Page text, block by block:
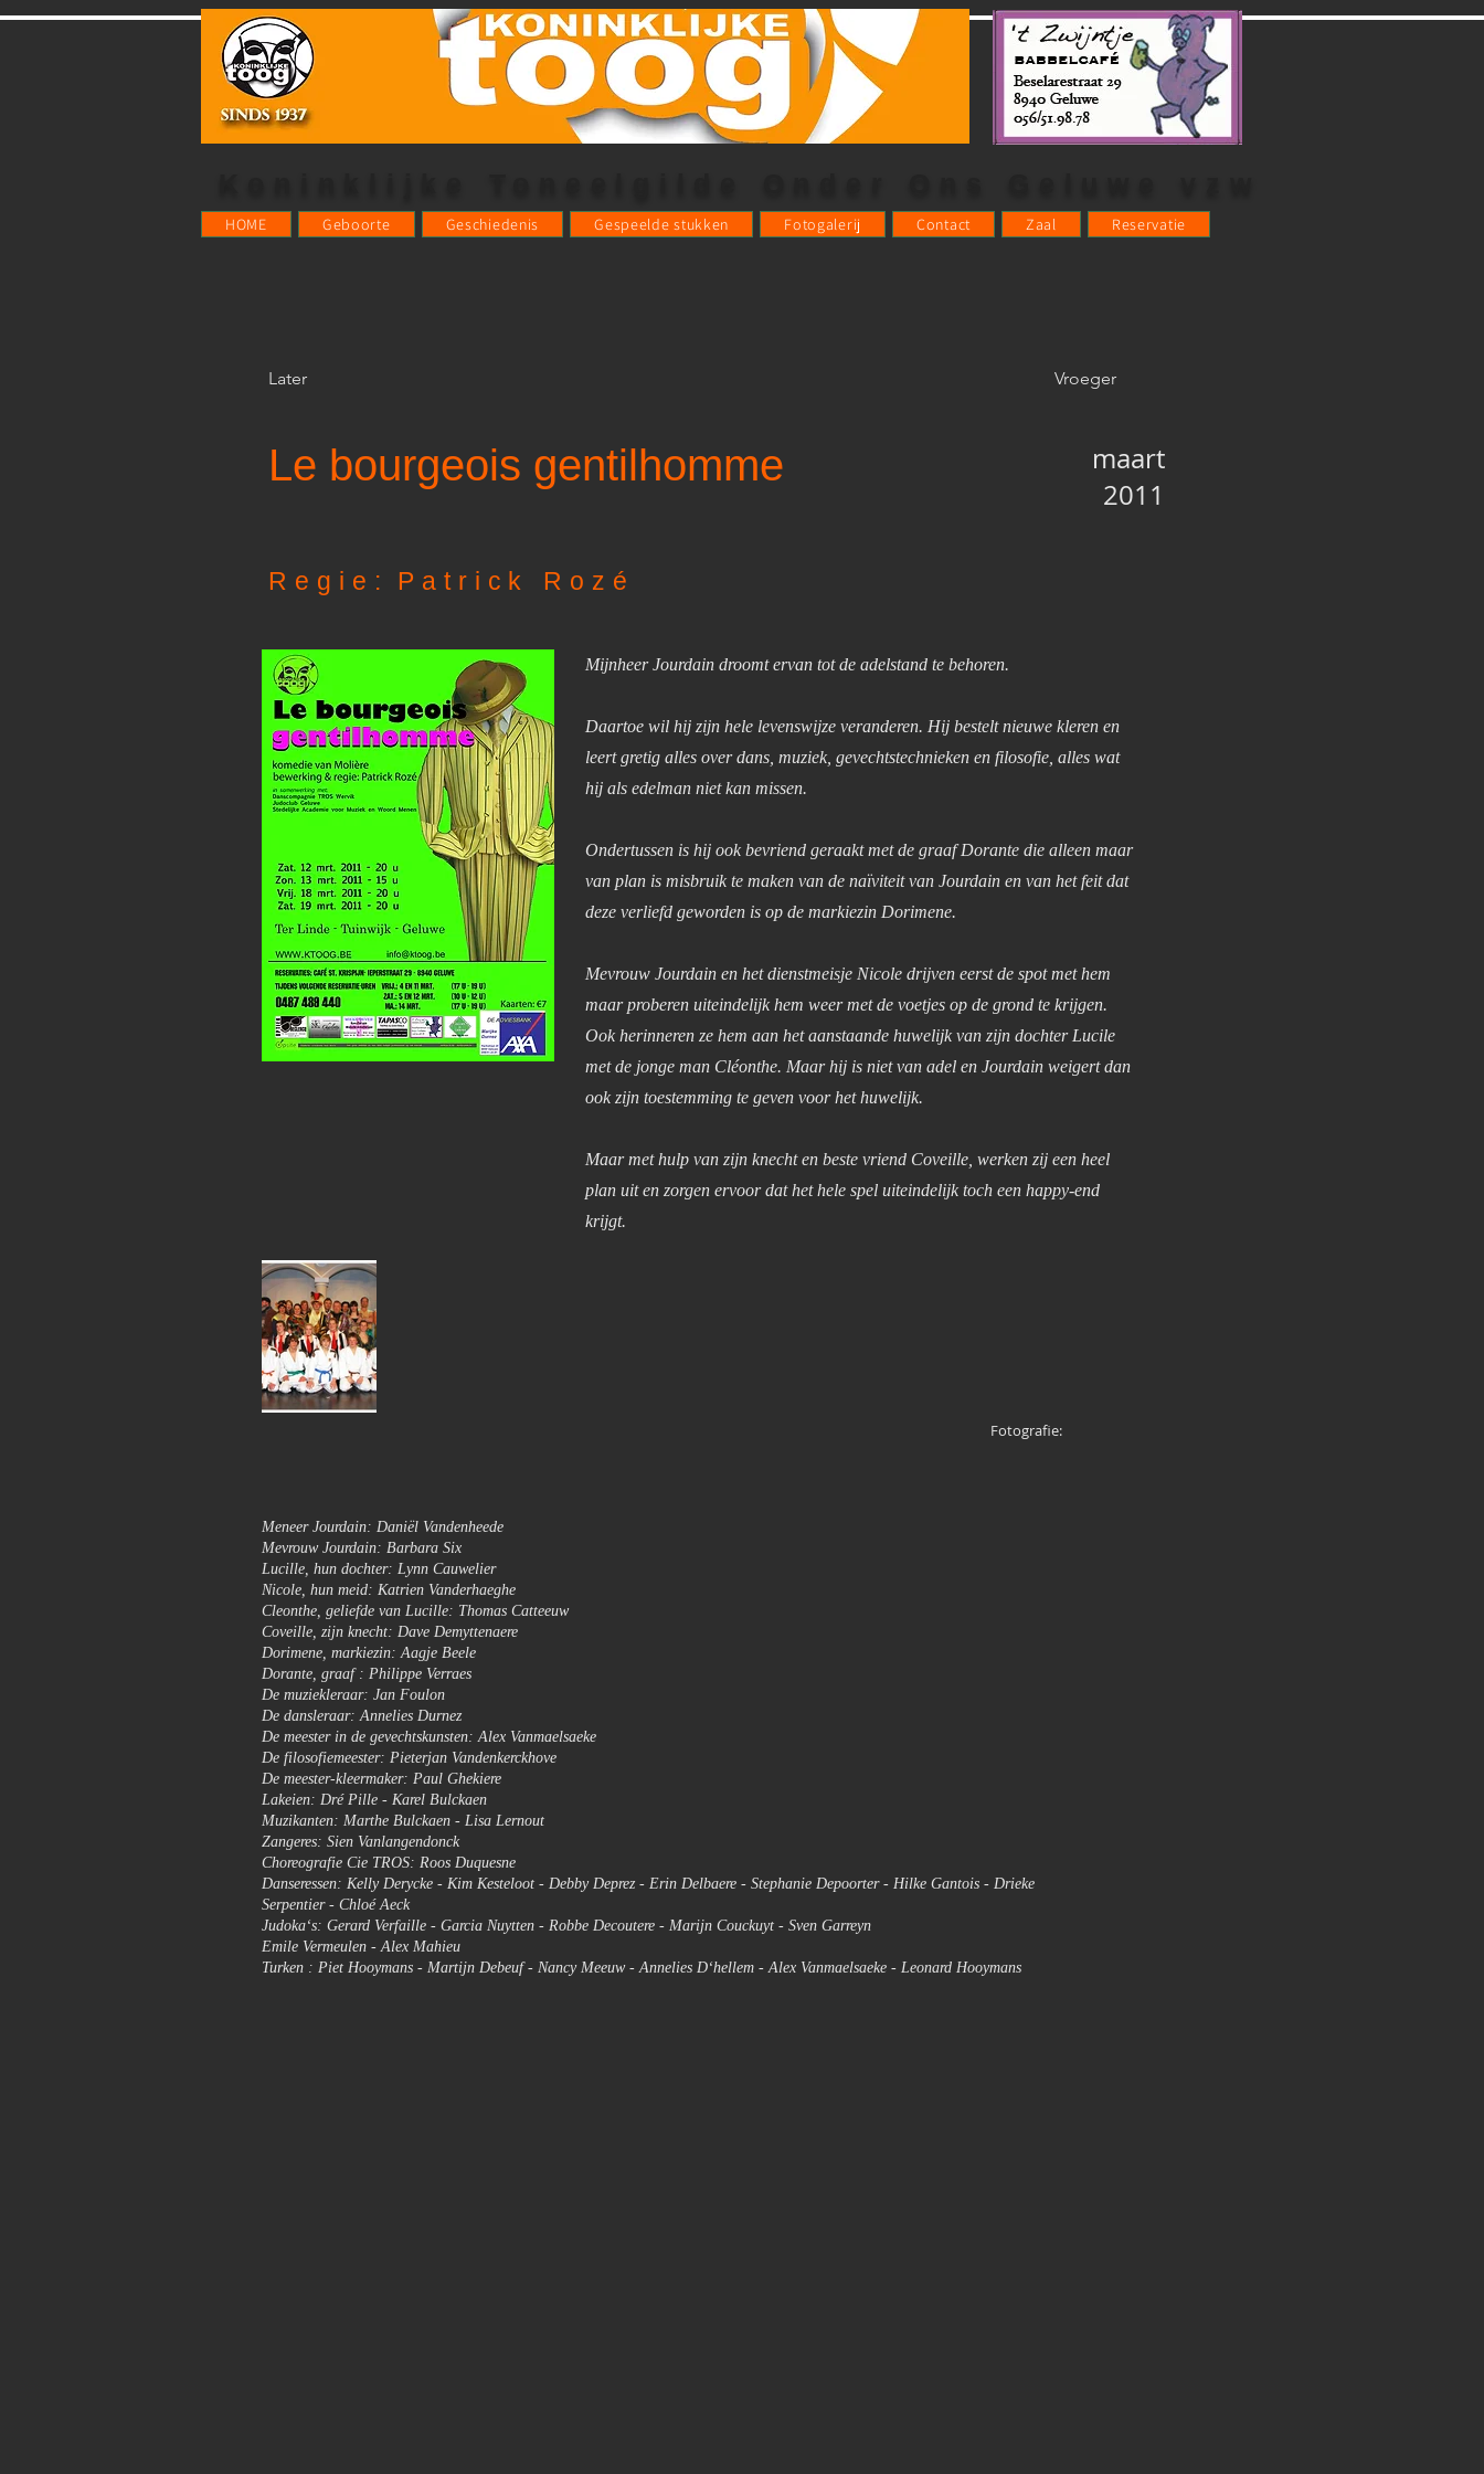
HOME Geboorte Geschiedenis Gespeelde stukken Fotogalerij Contact Zaal Reservatie
Later Vroeger
Le bourgeois gentilhomme
maart
2011
Regie: Patrick Rozé
Mijnheer Jourdain droomt ervan tot de adelstand te behoren.
Daartoe wil hij zijn hele levenswijze veranderen. Hij bestelt nieuwe kleren en
leert gretig alles over dans, muziek, gevechtstechnieken en filosofie, alles wat
hij als edelman niet kan missen.
Ondertussen is hij ook bevriend geraakt met de graaf Dorante die alleen maar
van plan is misbruik te maken van de naïviteit van Jourdain en van het feit dat
deze verliefd geworden is op de markiezin Dorimene.
Mevrouw Jourdain en het dienstmeisje Nicole drijven eerst de spot met hem
maar proberen uiteindelijk hem weer met de voetjes op de grond te krijgen.
Ook herinneren ze hem aan het aanstaande huwelijk van zijn dochter Lucile
met de jonge man Cléonthe. Maar hij is niet van adel en Jourdain weigert dan
ook zijn toestemming te geven voor het huwelijk.
Maar met hulp van zijn knecht en beste vriend Coveille, werken zij een heel
plan uit en zorgen ervoor dat het hele spel uiteindelijk toch een happy-end
krijgt.
Fotografie:
Meneer Jourdain: Daniël Vandenheede
Mevrouw Jourdain: Barbara Six
Lucille, hun dochter: Lynn Cauwelier
Nicole, hun meid: Katrien Vanderhaeghe
Cleonthe, geliefde van Lucille: Thomas Catteeuw
Coveille, zijn knecht: Dave Demyttenaere
Dorimene, markiezin: Aagje Beele
Dorante, graaf : Philippe Verraes
De muziekleraar: Jan Foulon
De dansleraar: Annelies Durnez
De meester in de gevechtskunsten: Alex Vanmaelsaeke
De filosofiemeester: Pieterjan Vandenkerckhove
De meester-kleermaker: Paul Ghekiere
Lakeien: Dré Pille - Karel Bulckaen
Muzikanten: Marthe Bulckaen - Lisa Lernout
Zangeres: Sien Vanlangendonck
Choreografie Cie TROS: Roos Duquesne
Danseressen: Kelly Derycke - Kim Kesteloot - Debby Deprez - Erin Delbaere - Stephanie Depoorter - Hilke Gantois - Drieke
Serpentier - Chloé Aeck
Judoka‘s: Gerard Verfaille - Garcia Nuytten - Robbe Decoutere - Marijn Couckuyt - Sven Garreyn
Emile Vermeulen - Alex Mahieu
Turken : Piet Hooymans - Martijn Debeuf - Nancy Meeuw - Annelies D‘hellem - Alex Vanmaelsaeke - Leonard Hooymans